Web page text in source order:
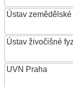
Ústav
Ústav živočišné
UVN Praha